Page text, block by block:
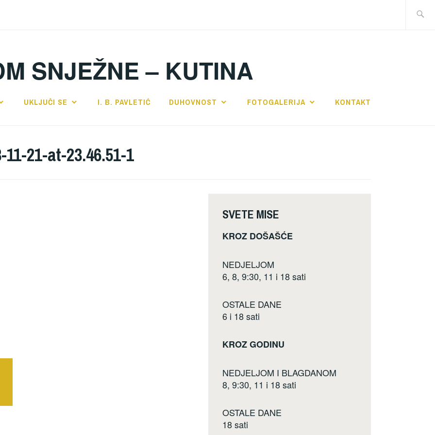
SNJEŽNE – KUTINA
UKLJUČI SE I. B. PAVLETIĆ DUHOVNOST FOTOGALERIJA KONTAKT
21-at-23.46.51-1
SVETE MISE
KROZ DOŠAŠĆE
NEDJELJOM
6, 8, 9:30, 11 i 18 sati
OSTALE DANE
6 i 18 sati
KROZ GODINU
NEDJELJOM I BLAGDANOM
8, 9:30, 11 i 18 sati
OSTALE DANE
18 sati